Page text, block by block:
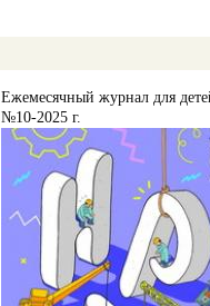
Ежемесячный журнал для
№10-2025 г.